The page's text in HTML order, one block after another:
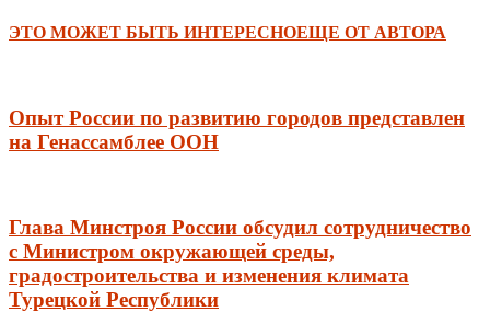
ЭТО МОЖЕТ БЫТЬ ИНТЕРЕСНОЕЩЕ ОТ АВТОРА
Опыт России по развитию городов представлен
на Генассамблее ООН
Глава Минстроя России обсудил сотрудничество
с Министром окружающей среды,
градостроительства и изменения климата
Турецкой Республики